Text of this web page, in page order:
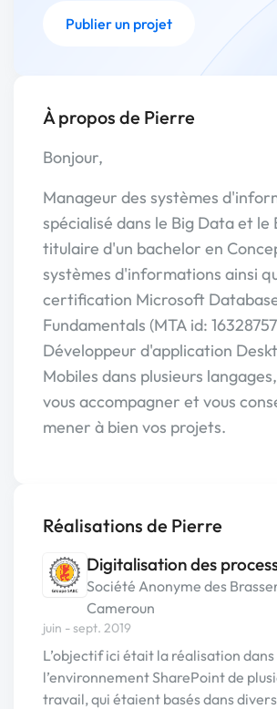
Publier un projet
À propos de Pierre
Bonjour,
Manageur des systèmes
spécialisé dans le Big Data et le
titulaire d'un bachelor en
systèmes d'informations ainsi
certification Microsoft
Fundamentals (MTA id:
Développeur d'application
Mobiles dans plusieurs
vous accompagner et vous
mener à bien vos projets.
Réalisations de Pierre
Digitalisation des
Société Anonyme des
Cameroun
juin - sept. 2019
L’objectif ici était la réalisation dans
l’environnement SharePoint de
travail, qui étaient basés dans